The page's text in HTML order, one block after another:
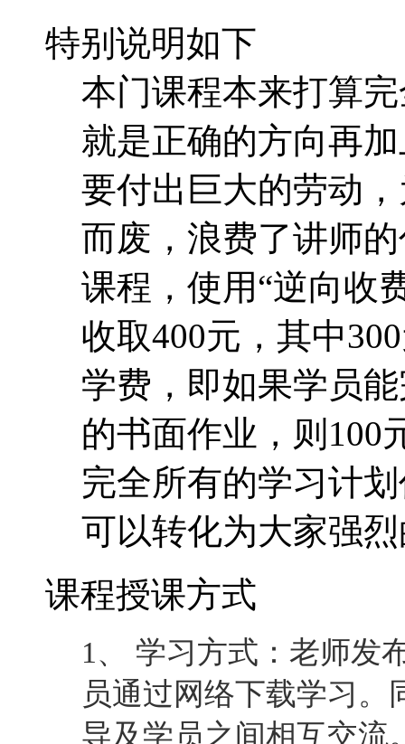
特别说明如下
本门课程本来打算
就是正确的方向再
要付出巨大的劳动
而废，浪费了讲师
课程，使用“逆向收
收取400元，其中
学费，即如果学员
的书面作业，则100
完全所有的学习计
可以转化为大家强
课程授课方式
1、 学习方式：老师发
员通过网络下载学习
导及学员之间相互交流